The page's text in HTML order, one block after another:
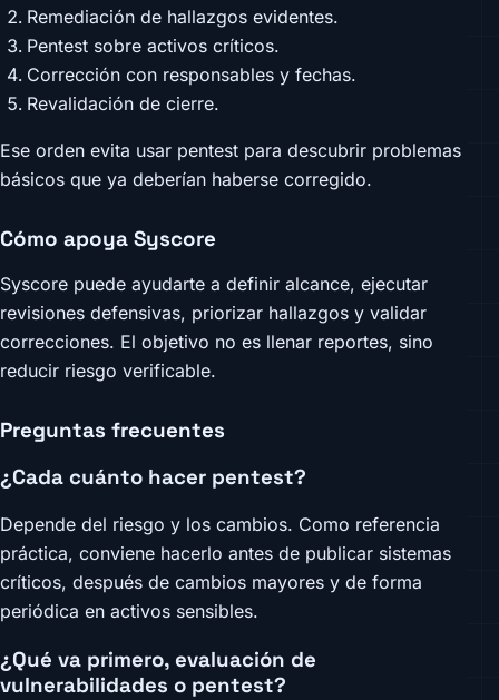
Remediación de hallazgos evidentes.
Pentest sobre activos críticos.
Corrección con responsables y fechas.
Revalidación de cierre.
Ese orden evita usar pentest para descubrir problemas
básicos que ya deberían haberse corregido.
Cómo apoya Syscore
Syscore puede ayudarte a definir alcance, ejecutar
revisiones defensivas, priorizar hallazgos y validar
correcciones. El objetivo no es llenar reportes, sino
reducir riesgo verificable.
Preguntas frecuentes
¿Cada cuánto hacer pentest?
Depende del riesgo y los cambios. Como referencia
práctica, conviene hacerlo antes de publicar sistemas
críticos, después de cambios mayores y de forma
periódica en activos sensibles.
¿Qué va primero, evaluación de
vulnerabilidades o pentest?